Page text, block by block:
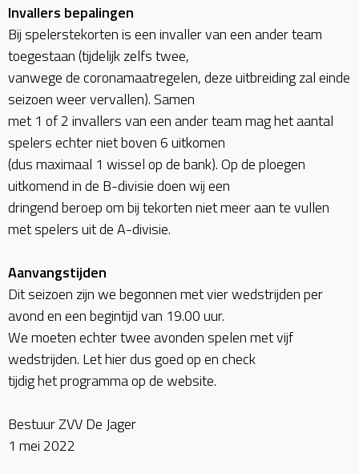
Invallers bepalingen
Bij spelerstekorten is een invaller van een ander team
toegestaan (tijdelijk zelfs twee,
vanwege de coronamaatregelen, deze uitbreiding zal einde
seizoen weer vervallen). Samen
met 1 of 2 invallers van een ander team mag het aantal
spelers echter niet boven 6 uitkomen
(dus maximaal 1 wissel op de bank). Op de ploegen
uitkomend in de B-divisie doen wij een
dringend beroep om bij tekorten niet meer aan te vullen
met spelers uit de A-divisie.
Aanvangstijden
Dit seizoen zijn we begonnen met vier wedstrijden per
avond en een begintijd van 19.00 uur.
We moeten echter twee avonden spelen met vijf
wedstrijden. Let hier dus goed op en check
tijdig het programma op de website.
Bestuur ZVV De Jager
1 mei 2022